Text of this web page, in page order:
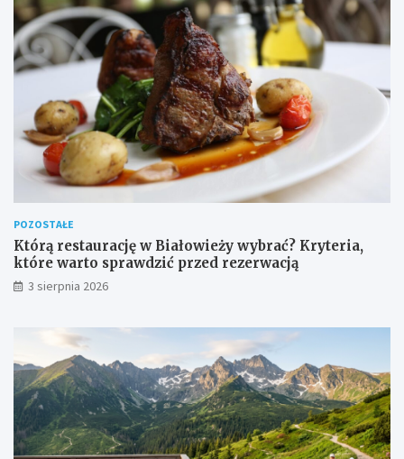
POZOSTAŁE
Którą restaurację w Białowieży wybrać? Kryteria,
które warto sprawdzić przed rezerwacją
3 sierpnia 2026